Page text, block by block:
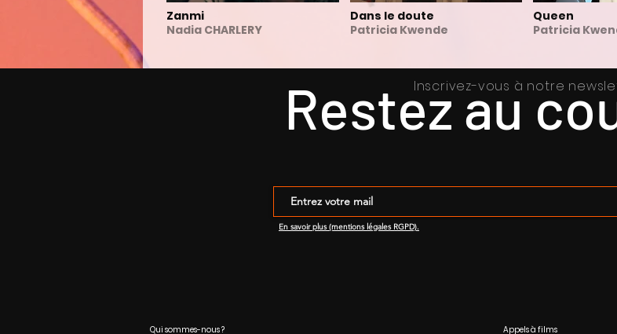
Zanmi
Nadia CHARLERY
Dans le doute
Patricia Kwende
Queen
Patricia
Restez au
Inscrivez-vous à notre
En savoir plus (mentions légales RGPD).
Qui sommes-nous ? Appels à films